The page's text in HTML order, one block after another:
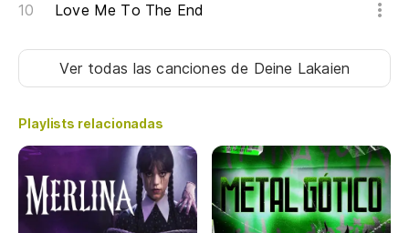
Love Me To The End
Ver todas las cancionesde Deine Lakaien
Playlists relacionadas